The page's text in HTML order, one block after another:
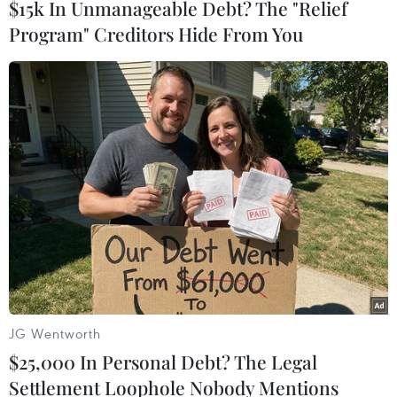
#bão Cristina #Trung Mỹ #mưa lớn
#lũ quét
#sạt lở đất
#khẩn cấp #sơ tán
El Salvador
Guatemala
Honduras Nicaragua
Theo dõi VietnamPlus
$15k In Unmanageable Debt? The "Relief
Program" Creditors Hide From You
JG Wentworth
$25,000 In Personal Debt? The Legal
Settlement Loophole Nobody Mentions